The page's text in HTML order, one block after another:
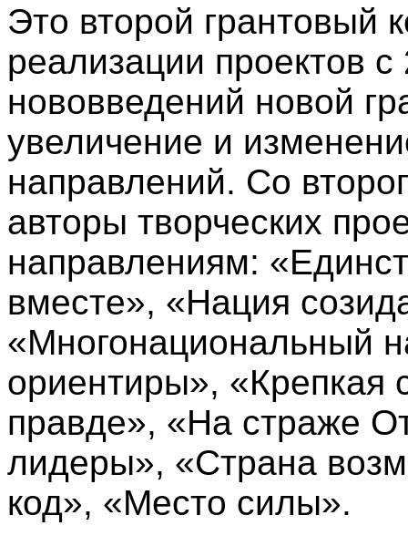
Это второй грантовый
реализации проектов
нововведений новой
увеличение и
направлений. Со
авторы творческих
направлениям:
вместе», «Нация
«Многонациональный
ориентиры»,
правде», «На страже
лидеры», «Страна
код», «Место силы».